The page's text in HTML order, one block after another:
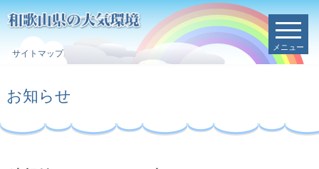
サイトマップ
メニュー
お知らせ